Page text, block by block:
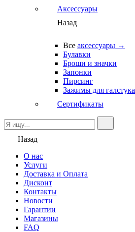
Аксессуары
Назад
Все аксессуары →
Булавки
Броши и значки
Запонки
Пирсинг
Зажимы для галстука
Сертификаты
Назад
О нас
Услуги
Доставка и Оплата
Дисконт
Контакты
Новости
Гарантии
Магазины
FAQ